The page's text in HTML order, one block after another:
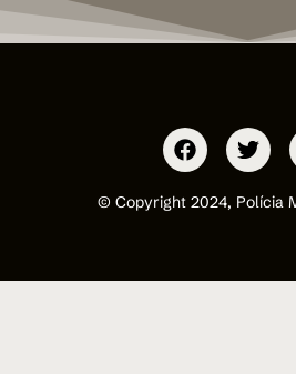
© Copyright 2024, Polícia